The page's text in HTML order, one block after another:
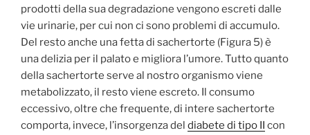
prodotti della sua degradazione vengono escreti dalle
vie urinarie, per cui non ci sono problemi di accumulo.
Del resto anche una fetta di sachertorte (Figura 5) è
una delizia per il palato e migliora l’umore. Tutto quanto
della sachertorte serve al nostro organismo viene
metabolizzato, il resto viene escreto. Il consumo
eccessivo, oltre che frequente, di intere sachertorte
comporta, invece, l’insorgenza del diabete di tipo II con